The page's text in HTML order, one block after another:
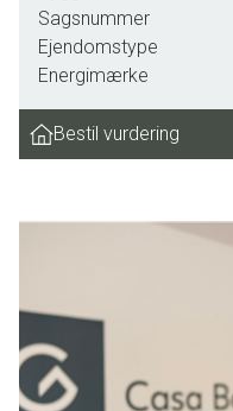
nye varmepumper,
spiseplads, stort
bryggers/værkstedsdel.
soveværelser.
Grunden er på samlet
udviklingsmuligheder.
Fremvisning kun efter
Sagsnummer
Ejendomstype
Energimærke
Bestil vurdering